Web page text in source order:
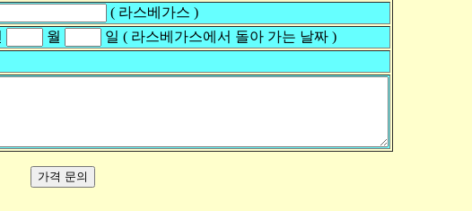
( 라스베가스 )
월
일 ( 라스베가스에서 돌아 가는 날짜 )